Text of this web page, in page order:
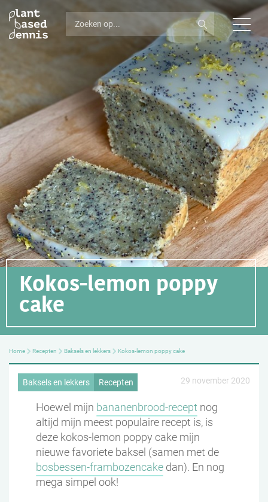
Kokos-lemon poppy
cake
Home Recepten Baksels en lekkers Kokos-lemon poppy cake
Baksels en lekkers Recepten 29 november 2020
Hoewel mijn bananenbrood-recept nog
altijd mijn meest populaire recept is, is
deze kokos-lemon poppy cake mijn
nieuwe favoriete baksel (samen met de
bosbessen-frambozencake dan). En nog
mega simpel ook!